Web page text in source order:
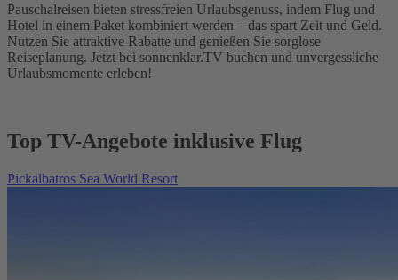
Pauschalreisen bieten stressfreien Urlaubsgenuss, indem Flug und
Hotel in einem Paket kombiniert werden – das spart Zeit und Geld.
Nutzen Sie attraktive Rabatte und genießen Sie sorglose
Reiseplanung. Jetzt bei sonnenklar.TV buchen und unvergessliche
Urlaubsmomente erleben!
Top TV-Angebote inklusive Flug
Pickalbatros Sea World Resort